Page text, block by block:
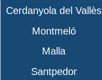
Cerdanyola del Vallès
Montmeló
Malla
Santpedor